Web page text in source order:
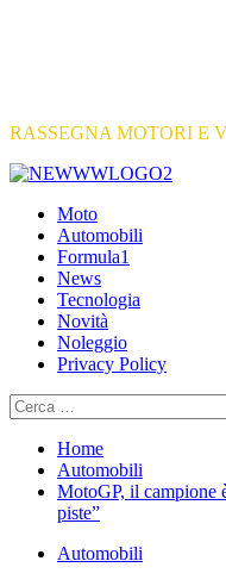
RASSEGNA MOTORI E
Primary
Moto
Automobili
Formula1
News
Tecnologia
Novità
Noleggio
Privacy Policy
Ricerca
per:
Home
Automobili
MotoGP, il campione
piste”
Automobili